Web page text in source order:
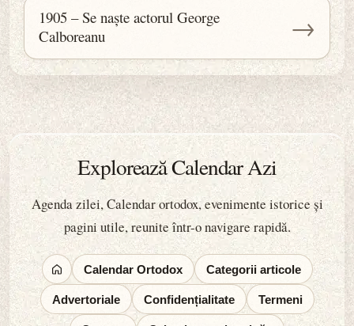
1905 – Se naște actorul George
Calboreanu
→
Explorează Calendar Azi
Agenda zilei, Calendar ortodox, evenimente istorice și
pagini utile, reunite într-o navigare rapidă.
Calendar Ortodox Categorii articole
Advertoriale Confidențialitate Termeni